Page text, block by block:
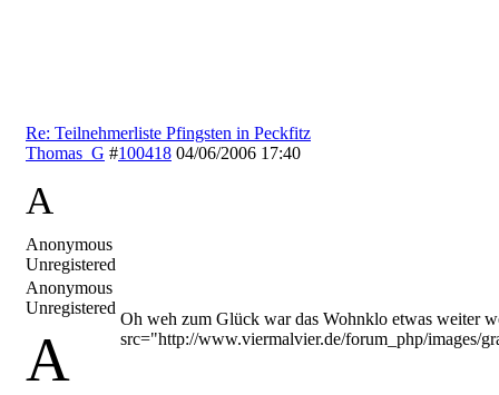
Re: Teilnehmerliste Pfingsten in Peckfitz
Thomas_G #100418 04/06/2006 17:40
A
Anonymous
Unregistered
Anonymous
Unregistered
A
Oh weh zum Glück war das Wohnklo etwas weiter
src="http://www.viermalvier.de/forum_php/images/